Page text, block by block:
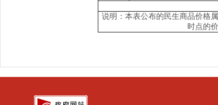
说明：本表公布的民生商品价格
时点的